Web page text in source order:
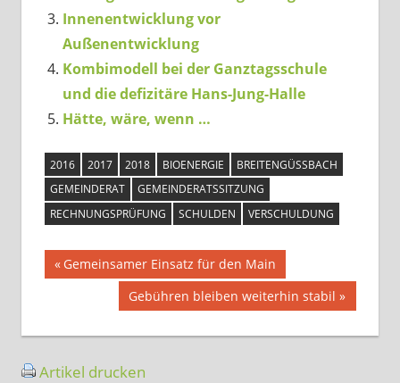
Innenentwicklung vor
Außenentwicklung
Kombimodell bei der Ganztagsschule
und die defizitäre Hans-Jung-Halle
Hätte, wäre, wenn …
2016 2017 2018 BIOENERGIE
BREITENGÜSSBACH
GEMEINDERAT
GEMEINDERATSSITZUNG
RECHNUNGSPRÜFUNG
SCHULDEN VERSCHULDUNG
Beitragsnavigation
Vorheriger
Gemeinsamer Einsatz für den Main
Nächster
Beitrag:
Gebühren bleiben weiterhin stabil
Artikel drucken